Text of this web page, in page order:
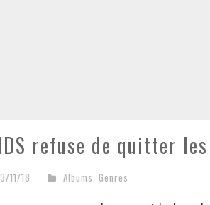
refuse de quitter
11/18 Albums, Genres